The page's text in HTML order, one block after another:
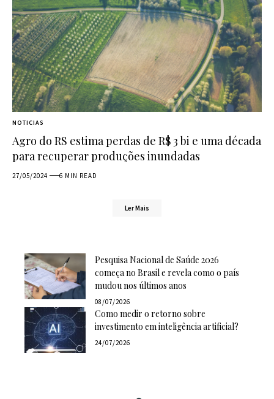
NOTICIAS
Agro do RS estima perdas de R$ 3 bi e uma década
para recuperar produções inundadas
27/05/2024 6 MIN READ
Ler Mais
Pesquisa Nacional de Saúde 2026
começa no Brasil e revela como o país
mudou nos últimos anos
08/07/2026
Como medir o retorno sobre
investimento em inteligência artificial?
24/07/2026